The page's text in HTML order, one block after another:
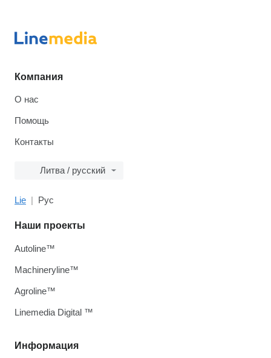
Компания
О нас
Помощь
Контакты
Литва / русский
Lie Рус
Информация
Наши проекты
Autoline™
Machineryline™
Agroline™
Linemedia Digital ™